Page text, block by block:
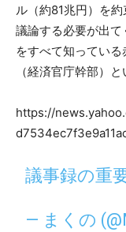
ル（約81兆円）を
議論する必要が出
をすべて知っている
（経済官庁幹部）
https://
議事録の重
— まくの